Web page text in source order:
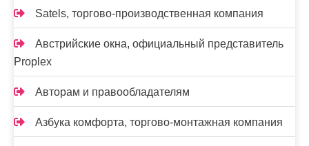
Satels, торгово-производственная компания
Австрийские окна, официальный представитель
Proplex
Авторам и правообладателям
Азбука комфорта, торгово-монтажная компания